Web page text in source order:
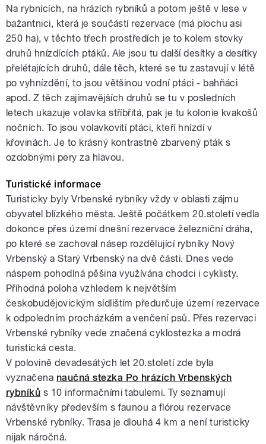
Na rybnících, na hrázích rybníků a potom ještě v lese v
bažantnici, která je součástí rezervace (má plochu asi
250 ha), v těchto třech prostředích je to kolem stovky
druhů hnízdících ptáků. Ale jsou tu další desítky a desítky
přelétajících druhů, dále těch, které se tu zastavují v létě
po vyhnízdění, to jsou většinou vodní ptáci - bahňáci
apod. Z těch zajímavějších druhů se tu v posledních
letech ukazuje volavka stříbřitá, pak je tu kolonie kvakošů
nočních. To jsou volavkovití ptáci, kteří hnízdí v
křovinách. Je to krásný kontrastně zbarvený pták s
ozdobnými pery za hlavou.
Turistické informace
Turisticky byly Vrbenské rybníky vždy v oblasti zájmu
obyvatel blízkého města. Ještě počátkem 20.století vedla
dokonce přes území dnešní rezervace železniční dráha,
po které se zachoval násep rozdělující rybníky Nový
Vrbenský a Starý Vrbenský na dvě části. Dnes vede
náspem pohodlná pěšina využívána chodci i cyklisty.
Příhodná poloha vzhledem k největším
českobudějovickým sídlištím předurčuje území rezervace
k odpoledním procházkám a venčení psů. Přes rezervaci
Vrbenské rybníky vede značená cyklostezka a modrá
turistická cesta.
V polovině devadesátých let 20.století zde byla
vyznačena naučná stezka Po hrázích Vrbenských
rybníků s 10 informačními tabulemi. Ty seznamují
návštěvníky především s faunou a flórou rezervace
Vrbenské rybníky. Trasa je dlouhá 4 km a není turisticky
nijak náročná.